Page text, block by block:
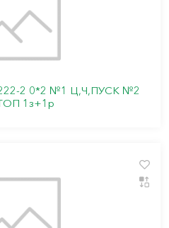
222-2 0*2 №1 Ц,Ч,ПУСК №2
1з+1р